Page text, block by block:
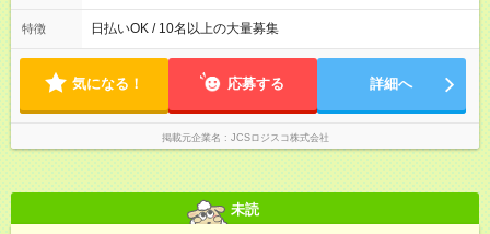
働8時間） ※週5日勤務（場所次第では週4も有り） ※配達状況に
よって時間外での勤務可能性有り ※案件により多少の前後あり
特徴 日払いOK / 10名以上の大量募集
気になる！ 応募する 詳細へ
掲載元企業名 JCSロジスコ株式会社
未読